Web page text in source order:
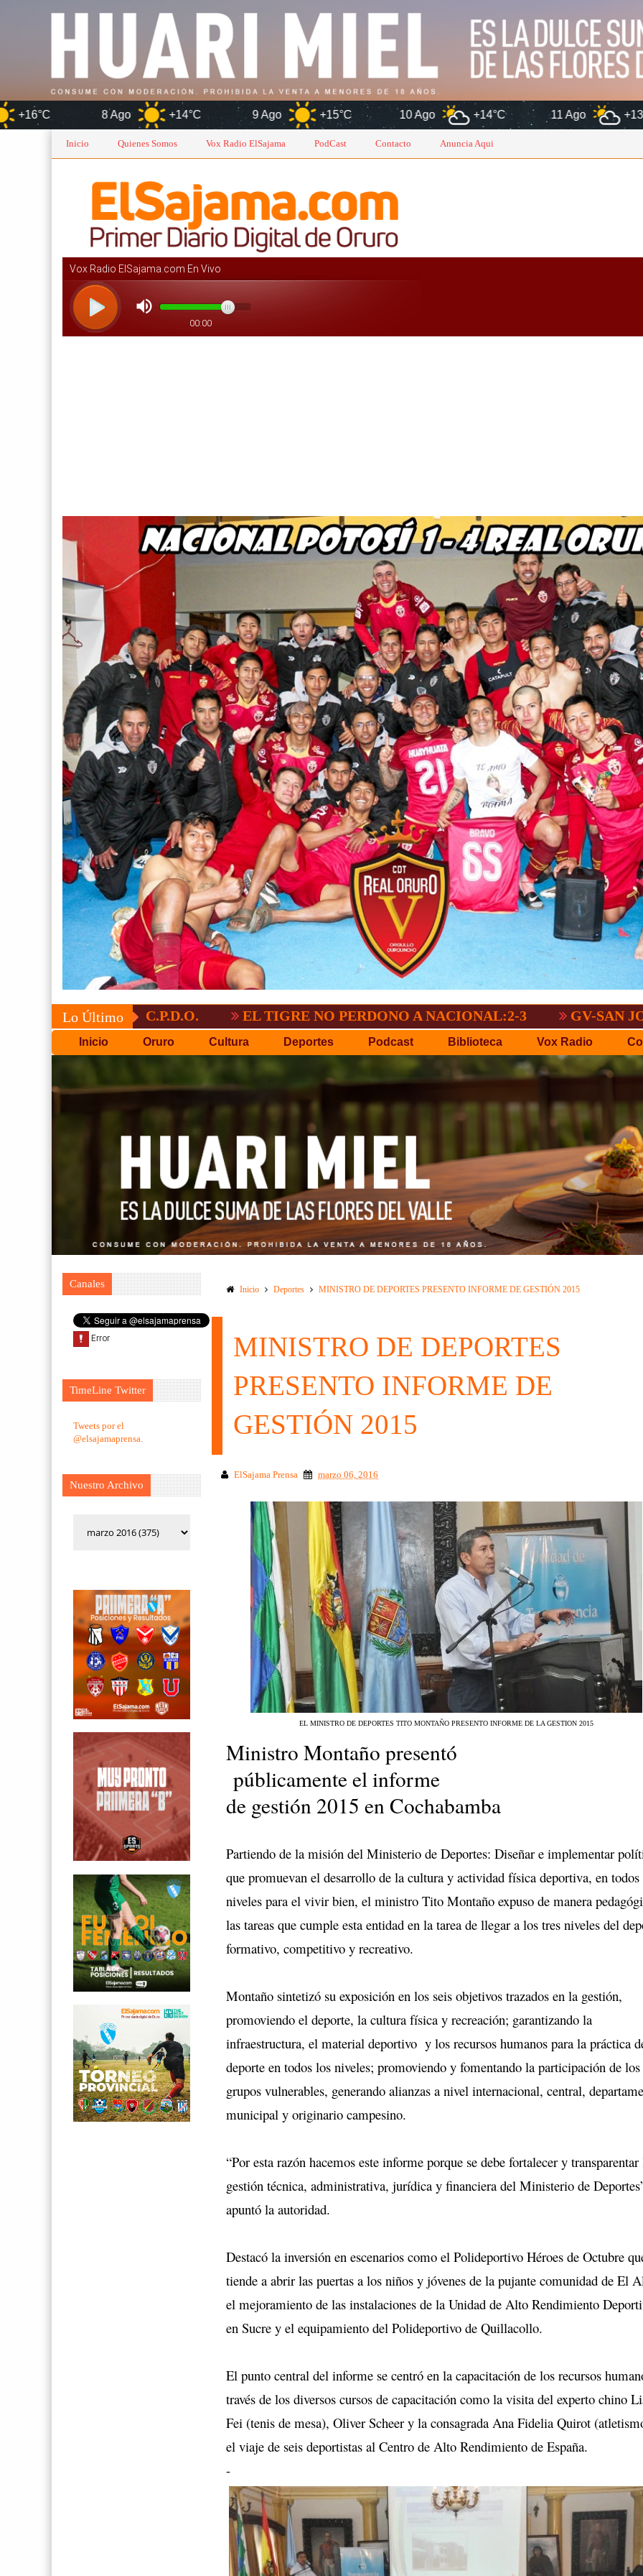
8 Ago +14°C 9 Ago +15°C 10 Ago +14°C 11 Ago +13°C 12
Inicio Quienes Somos Vox Radio ElSajama PodCast Contacto Anuncia Aqui
Lo Último EL TIGRE NO PERDONO A NACIONAL:2-3 GV-SAN JOSÉ, NO
Inicio Oruro Cultura Deportes Podcast Biblioteca Vox Radio
Canales
TimeLine Twitter
Tweets por el
@elsajamaprensa.
Nuestro Archivo
Inicio Deportes MINISTRO DE DEPORTES PRESENTO INFORME DE GESTIÓN 2015
MINISTRO DE DEPORTES
PRESENTO INFORME DE
GESTIÓN 2015
ElSajama Prensa marzo 06, 2016
EL MINISTRO DE DEPORTES TITO MONTAÑO PRESENTO INFORME DE LA GESTION 2015
Ministro Montaño presentó
públicamente el informe
de gestión 2015 en Cochabamba
Partiendo de la misión del Ministerio de Deportes: Diseñar e implementar
que promuevan el desarrollo de la cultura y actividad física deportiva, en todos
niveles para el vivir bien, el ministro Tito Montaño expuso de manera
las tareas que cumple esta entidad en la tarea de llegar a los tres niveles del
formativo, competitivo y recreativo.
Montaño sintetizó su exposición en los seis objetivos trazados en la gestión,
promoviendo el deporte, la cultura física y recreación; garantizando la
infraestructura, el material deportivo y los recursos humanos para la práctica
deporte en todos los niveles; promoviendo y fomentando la participación de los
grupos vulnerables, generando alianzas a nivel internacional, central,
municipal y originario campesino.
“Por esta razón hacemos este informe porque se debe fortalecer y transparentar
gestión técnica, administrativa, jurídica y financiera del Ministerio de
apuntó la autoridad.
Destacó la inversión en escenarios como el Polideportivo Héroes de Octubre
tiende a abrir las puertas a los niños y jóvenes de la pujante comunidad de El
el mejoramiento de las instalaciones de la Unidad de Alto Rendimiento
en Sucre y el equipamiento del Polideportivo de Quillacollo.
El punto central del informe se centró en la capacitación de los recursos
través de los diversos cursos de capacitación como la visita del experto chino
Fei (tenis de mesa), Oliver Scheer y la consagrada Ana Fidelia Quirot
el viaje de seis deportistas al Centro de Alto Rendimiento de España.
-